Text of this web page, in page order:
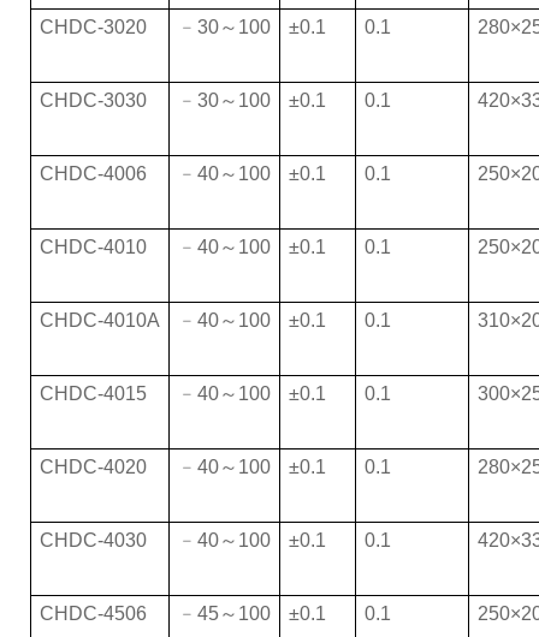
CHDC-3020 ﹣30～100 ±0.1 0.1
CHDC-3030 ﹣30～100 ±0.1 0.1
CHDC-4006 ﹣40～100 ±0.1 0.1
CHDC-4010 ﹣40～100 ±0.1 0.1
CHDC-4010A ﹣40～100 ±0.1 0.1
CHDC-4015 ﹣40～100 ±0.1 0.1
CHDC-4020 ﹣40～100 ±0.1 0.1
CHDC-4030 ﹣40～100 ±0.1 0.1
CHDC-4506 ﹣45～100 ±0.1 0.1